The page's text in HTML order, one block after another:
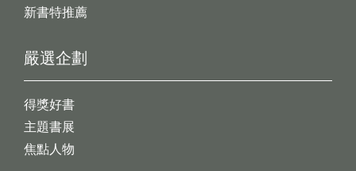
新書特推薦
嚴選企劃
得獎好書
主題書展
焦點人物